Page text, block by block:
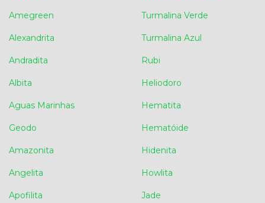
Amegreen
Alexandrita
Andradita
Albita
Aguas Marinhas
Geodo
Amazonita
Angelita
Apofilita
Turmalina Verde
Turmalina Azul
Rubi
Heliodoro
Hematita
Hematóide
Hidenita
Howlita
Jade